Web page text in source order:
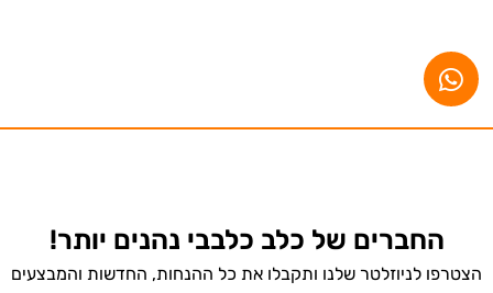
החברים של כלב כלבבי נהנים יותר!
הצטרפו לניוזלטר שלנו ותקבלו את כל ההנחות, החדשות והמבצעים